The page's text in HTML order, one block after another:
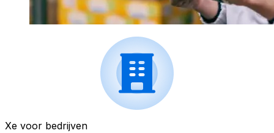
Xe voor bedrijven